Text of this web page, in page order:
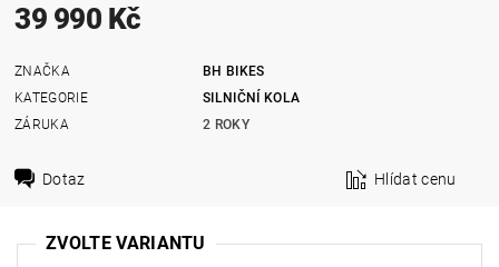
39 990 Kč
ZNAČKA
BH BIKES
KATEGORIE
SILNIČNÍ KOLA
ZÁRUKA
2 ROKY
Dotaz Hlídat cenu
ZVOLTE VARIANTU